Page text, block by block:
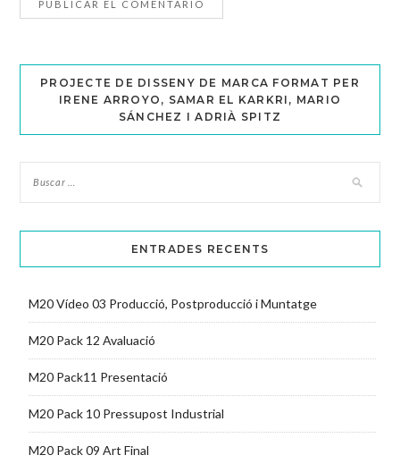
PROJECTE DE DISSENY DE MARCA FORMAT PER
IRENE ARROYO, SAMAR EL KARKRI, MARIO
SÁNCHEZ I ADRIÀ SPITZ
ENTRADES RECENTS
M20 Vídeo 03 Producció, Postproducció i Muntatge
M20 Pack 12 Avaluació
M20 Pack11 Presentació
M20 Pack 10 Pressupost Industrial
M20 Pack 09 Art Final